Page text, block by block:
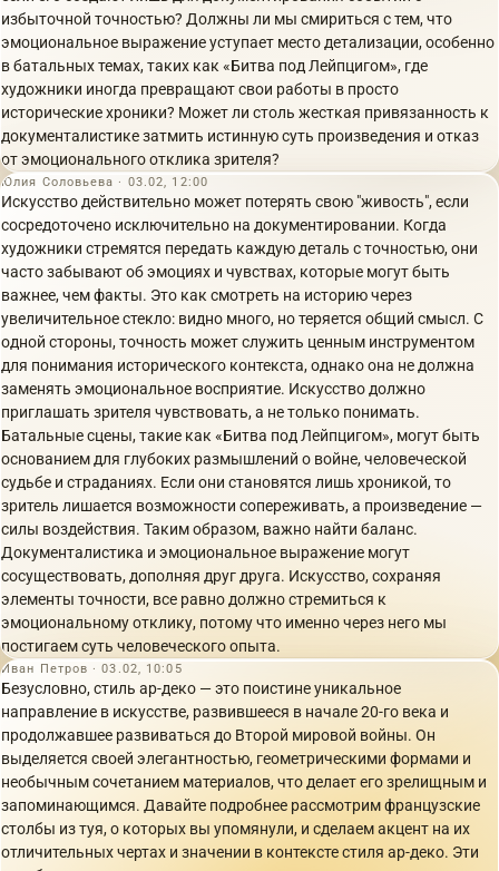
избыточной точностью? Должны ли мы смириться с тем, что
эмоциональное выражение уступает место детализации, особенно
в батальных темах, таких как «Битва под Лейпцигом», где
художники иногда превращают свои работы в просто
исторические хроники? Может ли столь жесткая привязанность к
документалистике затмить истинную суть произведения и отказ
от эмоционального отклика зрителя?
Юлия Соловьева · 03.02, 12:00
Искусство действительно может потерять свою "живость", если
сосредоточено исключительно на документировании. Когда
художники стремятся передать каждую деталь с точностью, они
часто забывают об эмоциях и чувствах, которые могут быть
важнее, чем факты. Это как смотреть на историю через
увеличительное стекло: видно много, но теряется общий смысл. С
одной стороны, точность может служить ценным инструментом
для понимания исторического контекста, однако она не должна
заменять эмоциональное восприятие. Искусство должно
приглашать зрителя чувствовать, а не только понимать.
Батальные сцены, такие как «Битва под Лейпцигом», могут быть
основанием для глубоких размышлений о войне, человеческой
судьбе и страданиях. Если они становятся лишь хроникой, то
зритель лишается возможности сопереживать, а произведение —
силы воздействия. Таким образом, важно найти баланс.
Документалистика и эмоциональное выражение могут
сосуществовать, дополняя друг друга. Искусство, сохраняя
элементы точности, все равно должно стремиться к
эмоциональному отклику, потому что именно через него мы
постигаем суть человеческого опыта.
Иван Петров · 03.02, 10:05
Безусловно, стиль ар-деко — это поистине уникальное
направление в искусстве, развившееся в начале 20-го века и
продолжавшее развиваться до Второй мировой войны. Он
выделяется своей элегантностью, геометрическими формами и
необычным сочетанием материалов, что делает его зрелищным и
запоминающимся. Давайте подробнее рассмотрим французские
столбы из туя, о которых вы упомянули, и сделаем акцент на их
отличительных чертах и значении в контексте стиля ар-деко. Эти